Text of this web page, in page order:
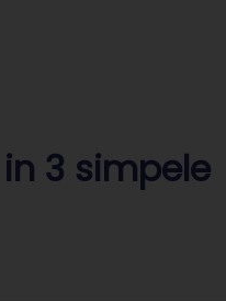
3 simpele